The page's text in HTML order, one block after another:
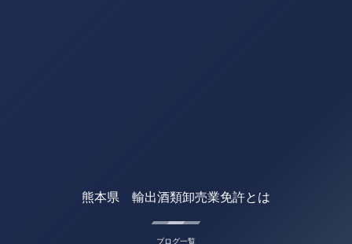
熊本県 輸出酒類卸売業免許とは
ブログ一覧